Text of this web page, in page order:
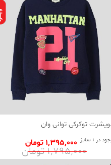
توکرکی توانی وان
در 1 سایز
1٬795٬000 تومان
1٬395٬000 تومان